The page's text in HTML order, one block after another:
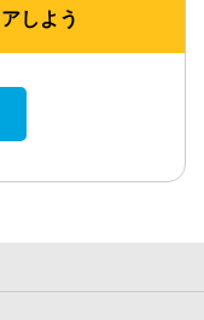
しよう